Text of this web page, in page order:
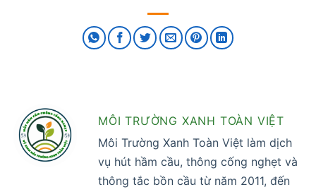
MÔI TRƯỜNG XANH TOÀN VIỆT
Môi Trường Xanh Toàn Việt làm dịch
vụ hút hầm cầu, thông cống nghẹt và
thông tắc bồn cầu từ năm 2011, đến